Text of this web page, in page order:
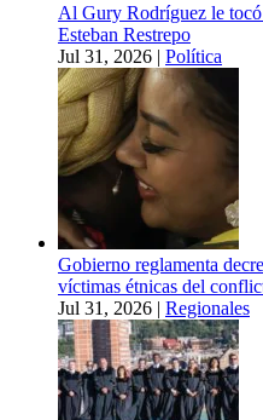
Al Gury Rodríguez le tocó
Esteban Restrepo
Jul 31, 2026 | Política
Gobierno reglamenta
víctimas étnicas del
Jul 31, 2026 | Regionales